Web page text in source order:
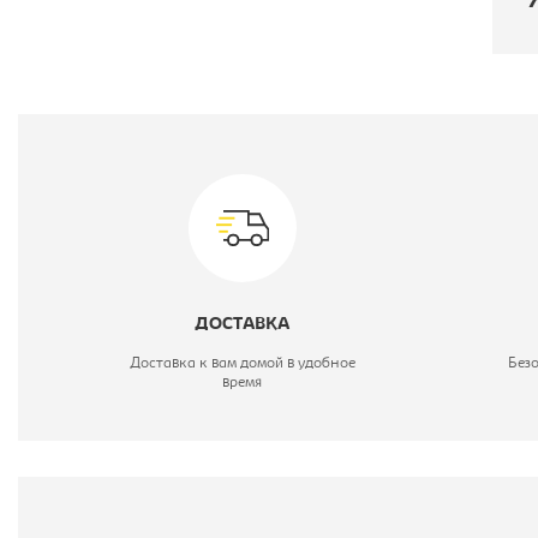
ДОСТАВКА
Доставка к вам домой в удобное
время